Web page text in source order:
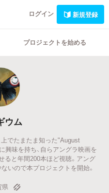
ログイン 新規登録
プロジェクトを始める
ウム
でたまたま知った"August
興味を持ち、自らアングラ映画を
ると年間200本ほど視聴。アング
いので本プロジェクトを開始。
県